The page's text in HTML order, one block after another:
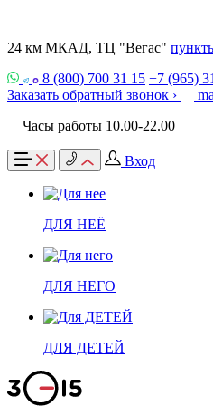
24 км МКАД, ТЦ "Вегас"
8 (800) 700 31 15 +7 (965)
Заказать обратный звонок ›
Часы работы 10.00-22.00
Вход
ДЛЯ НЕЁ
ДЛЯ НЕГО
ДЛЯ ДЕТЕЙ